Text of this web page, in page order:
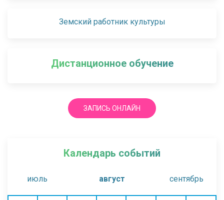
Земский работник культуры
Дистанционное обучение
ЗАПИСЬ ОНЛАЙН
Календарь событий
июль август сентябрь